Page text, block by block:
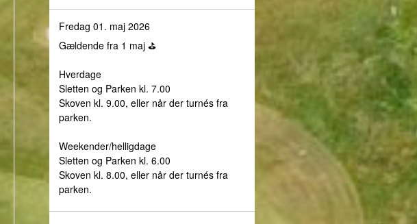
Fredag 01. maj 2026
Gældende fra 1 maj ⛳️
Hverdage
Sletten og Parken kl. 7.00
Skoven kl. 9.00, eller når der turnés fra
parken.
Weekender/helligdage
Sletten og Parken kl. 6.00
Skoven kl. 8.00, eller når der turnés fra
parken.